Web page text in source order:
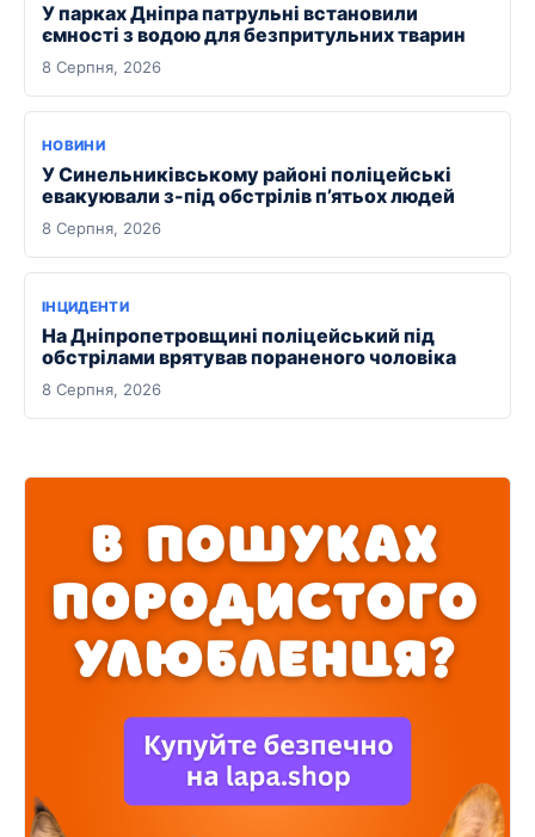
У парках Дніпра патрульні встановили
ємності з водою для безпритульних тварин
8 Серпня, 2026
НОВИНИ
У Синельниківському районі поліцейські
евакуювали з-під обстрілів п’ятьох людей
8 Серпня, 2026
ІНЦИДЕНТИ
На Дніпропетровщині поліцейський під
обстрілами врятував пораненого чоловіка
8 Серпня, 2026